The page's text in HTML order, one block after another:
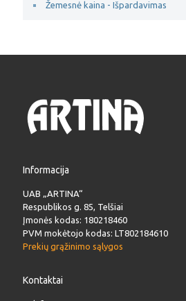
Žemesnė kaina - Išpardavimas
Informacija
UAB „ARTINA“
Respublikos g. 85, Telšiai
Įmonės kodas: 180218460
PVM mokėtojo kodas: LT802184610
Prekių grąžinimo sąlygos
Kontaktai